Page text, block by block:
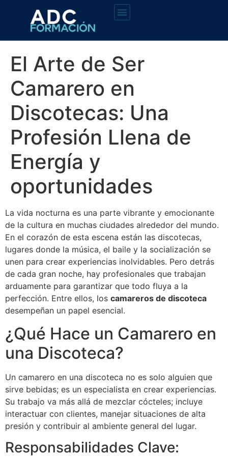
El Arte de Ser
Camarero en
Discotecas: Una
Profesión Llena de
Energía y
oportunidades
La vida nocturna es una parte vibrante y emocionante
de la cultura en muchas ciudades alrededor del mundo.
En el corazón de esta escena están las discotecas,
lugares donde la música, el baile y la socialización se
unen para crear experiencias inolvidables. Pero detrás
de cada gran noche, hay profesionales que trabajan
arduamente para garantizar que todo fluya a la
perfección. Entre ellos, los camareros de discoteca
desempeñan un papel esencial.
¿Qué Hace un Camarero en
una Discoteca?
Un camarero en una discoteca no es solo alguien que
sirve bebidas; es un especialista en crear experiencias.
Su trabajo va más allá de mezclar cócteles; incluye
interactuar con clientes, manejar situaciones de alta
presión y contribuir al ambiente general del lugar.
Responsabilidades Clave: